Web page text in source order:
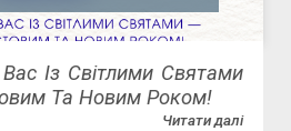
Із Світлими Святами
Та Новим Роком!
Читати далі